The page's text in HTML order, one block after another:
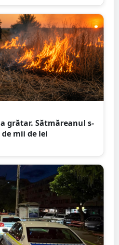
grătar. Sătmăreanul s-
mii de lei